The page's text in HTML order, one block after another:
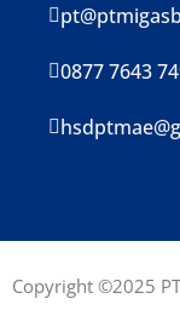
0877 7643
Copyright ©2025